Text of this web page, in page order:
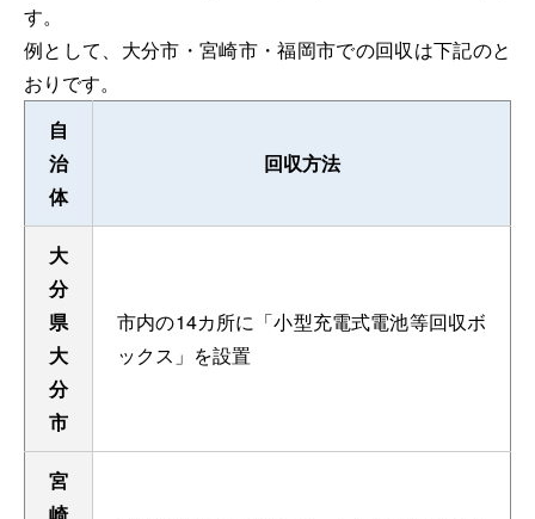
す。
例として、大分市・宮崎市・福岡市での回収は下記のと
おりです。
自
治
体
回収方法
大
分
県
大
分
市
市内の14カ所に「小型充電式電池等回収ボ
ックス」を設置
宮
崎